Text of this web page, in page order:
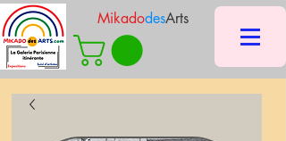
MikadodesArts